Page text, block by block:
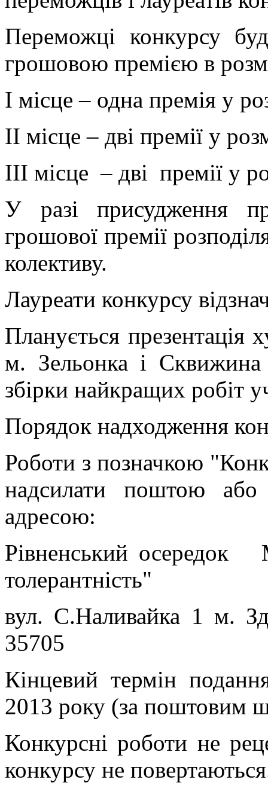
Переможці конкурсу
грошовою премією в
І місце – одна премія у
ІІ місце – дві премії у
ІІІ місце – дві премії у
У разі присудження
грошової премії
колективу.
Лауреати конкурсу
Планується презентація
м. Зельонка і
збірки найкращих робіт
Порядок надходження
Роботи з позначкою
надсилати поштою або
адресою:
Рівненський
толерантність"
вул. С.Наливайка 1 м.
35705
Кінцевий термін
2013 року (за поштовим
Конкурсні роботи не
конкурсу не